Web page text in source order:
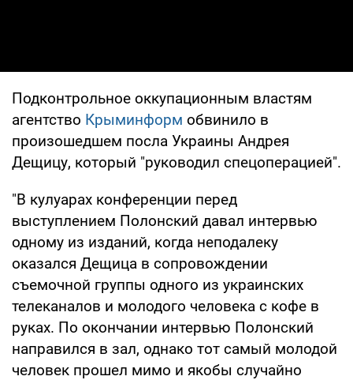
Подконтрольное оккупационным властям
агентство Крыминформ обвинило в
произошедшем посла Украины Андрея
Дещицу, который "руководил спецоперацией".
"В кулуарах конференции перед
выступлением Полонский давал интервью
одному из изданий, когда неподалеку
оказался Дещица в сопровождении
съемочной группы одного из украинских
телеканалов и молодого человека с кофе в
руках. По окончании интервью Полонский
направился в зал, однако тот самый молодой
человек прошел мимо и якобы случайно